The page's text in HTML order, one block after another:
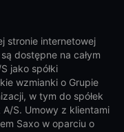
stronie internetowej
dostępne na całym
jako spółki
wzmianki o Grupie
w tym do spółek
S. Umowy z klientami
Saxo w oparciu o